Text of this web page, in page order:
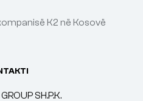
SH.P.K.
K2 në Kosovë